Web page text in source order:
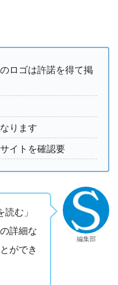
ロゴは許諾を得て掲
ります
イトを確認要
む」
詳細な
ができ
編集部